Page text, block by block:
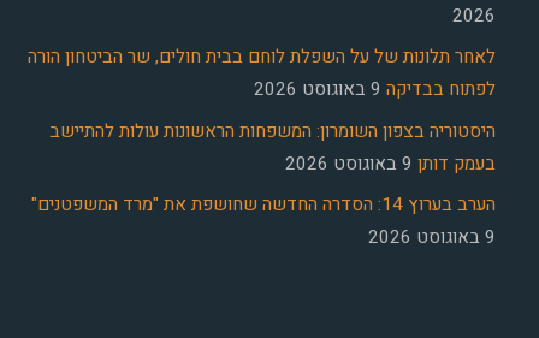
2026
לאחר תלונות של על השפלת לוחם בבית חולים, שר הביטחון הורה
לפתוח בבדיקה 9 באוגוסט 2026
היסטוריה בצפון השומרון: המשפחות הראשונות עולות להתיישב
בעמק דותן 9 באוגוסט 2026
הערב בערוץ 14: הסדרה החדשה שחושפת את "מרד המשפטנים"
9 באוגוסט 2026